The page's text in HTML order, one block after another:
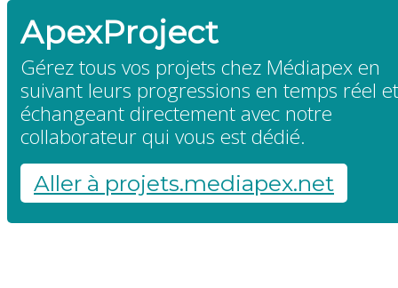
ApexProject
Gérez tous vos projets chez Médiapex en
suivant leurs progressions en temps réel
échangeant directement avec notre
collaborateur qui vous est dédié.
Aller à projets.mediapex.net